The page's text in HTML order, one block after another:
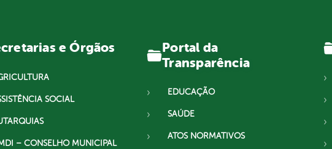
e Órgãos
SOCIAL
– CONSELHO MUNICIPAL
Portal da
Transparência
EDUCAÇÃO
SAÚDE
ATOS NORMATIVOS